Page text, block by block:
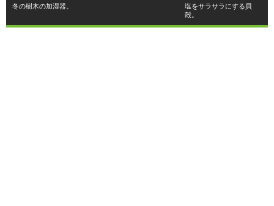
冬の樹木の加湿器。
塩をサラサラにする貝
殻。